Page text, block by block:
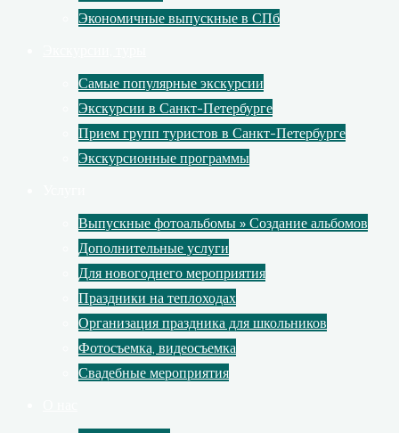
Экономичные выпускные в СПб
Самые популярные экскурсии
Экскурсии в Санкт-Петербурге
Прием групп туристов в Санкт-Петербурге
Экскурсионные программы
Выпускные фотоальбомы » Создание альбомов
Дополнительные услуги
Для новогоднего мероприятия
Праздники на теплоходах
Организация праздника для школьников
Фотосъемка, видеосъемка
Свадебные мероприятия